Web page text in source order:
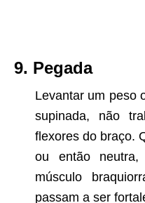
9. Pegada
Levantar um peso
supinada, não
flexores do braço.
ou então
músculo
passam a ser